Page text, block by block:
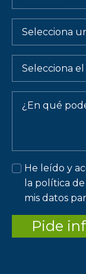
Mensaje
He leído y
la política
mis datos
Pide